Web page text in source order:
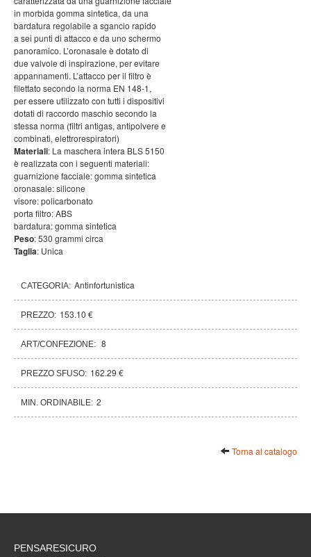
in morbida gomma sintetica, da una
bardatura regolabile a sgancio rapido
a sei punti di attacco e da uno schermo
panoramico. L’oronasale è dotato di
due valvole di inspirazione, per evitare
appannamenti. L’attacco per il filtro è
filettato secondo la norma EN 148-1,
per essere utilizzato con tutti i dispositivi
dotati di raccordo maschio secondo la
stessa norma (filtri antigas, antipolvere e
combinati, elettrorespiratori)
Materiali: La maschera intera BLS 5150
è realizzata con i seguenti materiali:
guarnizione facciale: gomma sintetica
oronasale: silicone
visore: policarbonato
porta filtro: ABS
bardatura: gomma sintetica
Peso: 530 grammi circa
Taglia: Unica
CATEGORIA: Antinfortunistica
PREZZO: 153.10 €
ART/CONFEZIONE: 8
PREZZO SFUSO: 162.29 €
MIN. ORDINABILE: 2
Torna al catalogo
PENSARESICURO